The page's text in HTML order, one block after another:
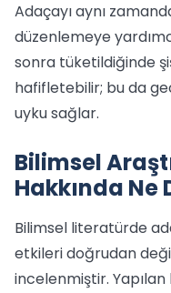
Adaçayı aynı
düzenlemeye
sonra tüketildiğinde
hafifletebilir; bu da
uyku sağlar.
Bilimsel
Hakkında Ne
Bilimsel literatürde
etkileri doğrudan
incelenmiştir. Yapılan